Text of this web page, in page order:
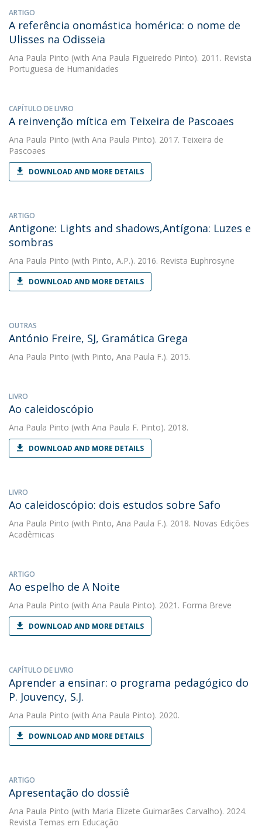
ARTIGO
A referência onomástica homérica: o nome de
Ulisses na Odisseia
Ana Paula Pinto (with Ana Paula Figueiredo Pinto). 2011. Revista
Portuguesa de Humanidades
CAPÍTULO DE LIVRO
A reinvenção mítica em Teixeira de Pascoaes
Ana Paula Pinto (with Ana Paula Pinto). 2017. Teixeira de
Pascoaes
DOWNLOAD AND MORE DETAILS
ARTIGO
Antigone: Lights and shadows,Antígona: Luzes e
sombras
Ana Paula Pinto (with Pinto, A.P.). 2016. Revista Euphrosyne
DOWNLOAD AND MORE DETAILS
OUTRAS
António Freire, SJ, Gramática Grega
Ana Paula Pinto (with Pinto, Ana Paula F.). 2015.
LIVRO
Ao caleidoscópio
Ana Paula Pinto (with Ana Paula F. Pinto). 2018.
DOWNLOAD AND MORE DETAILS
LIVRO
Ao caleidoscópio: dois estudos sobre Safo
Ana Paula Pinto (with Pinto, Ana Paula F.). 2018. Novas Edições
Acadêmicas
ARTIGO
Ao espelho de A Noite
Ana Paula Pinto (with Ana Paula Pinto). 2021. Forma Breve
DOWNLOAD AND MORE DETAILS
CAPÍTULO DE LIVRO
Aprender a ensinar: o programa pedagógico do
P. Jouvency, S.J.
Ana Paula Pinto (with Ana Paula Pinto). 2020.
DOWNLOAD AND MORE DETAILS
ARTIGO
Apresentação do dossiê
Ana Paula Pinto (with Maria Elizete Guimarães Carvalho). 2024.
Revista Temas em Educação